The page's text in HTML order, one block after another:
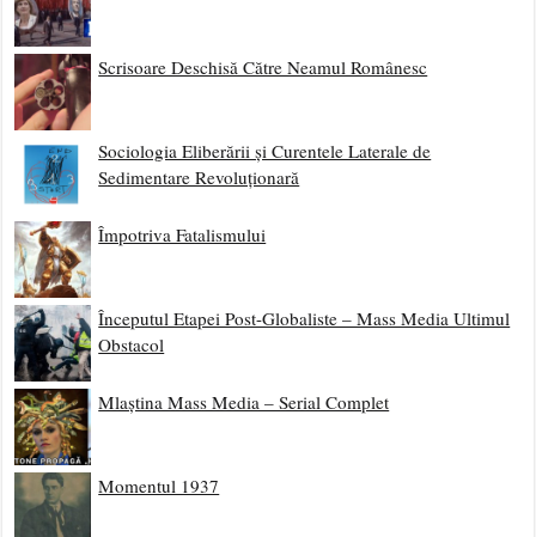
Scrisoare Deschisă Către Neamul Românesc
Sociologia Eliberării și Curentele Laterale de
Sedimentare Revoluționară
Împotriva Fatalismului
Începutul Etapei Post-Globaliste – Mass Media Ultimul
Obstacol
Mlaștina Mass Media – Serial Complet
Momentul 1937